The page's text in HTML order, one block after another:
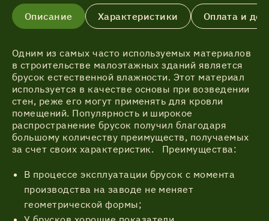
Описание Характеристики Оплата и
Одним из самых часто используемых материалов
в строительстве малоэтажных зданий является
брусок естественной влажности. Этот материал
используется в качестве основы при возведении
стен, реже его могут применять для кровли
помещений. Популярность и широкое
распространение брусок получил благодаря
большому количеству преимуществ, получаемых
за счет своих характеристик. Преимущества:
В процессе эксплуатации брусок с момента
производства на заводе не меняет
геометрической формы;